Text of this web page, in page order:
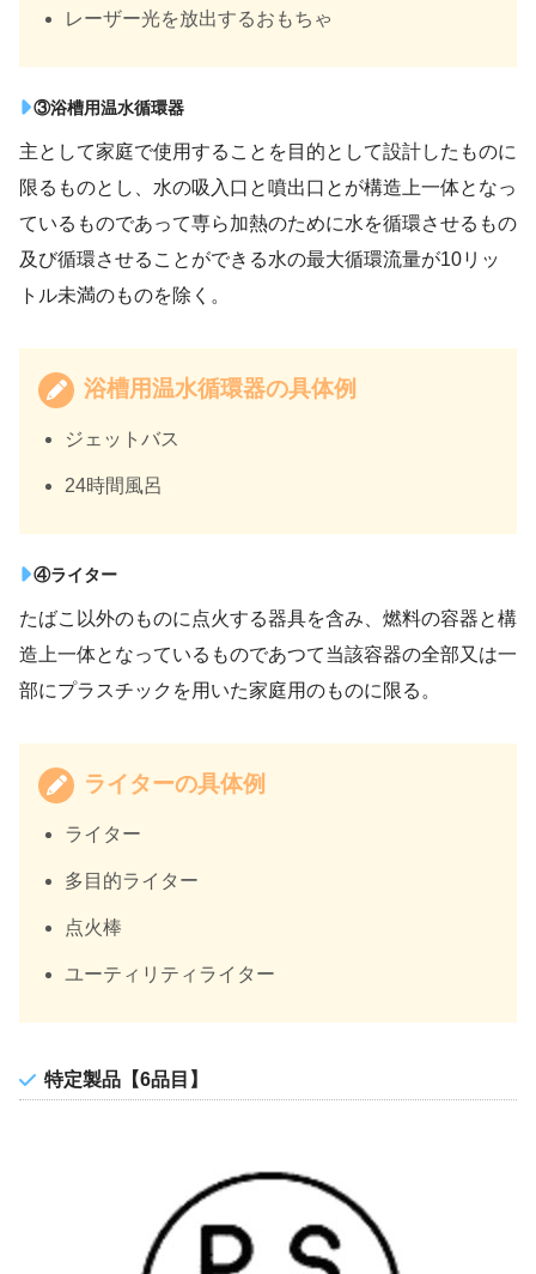
レーザー光を放出するおもちゃ
③浴槽用温水循環器
主として家庭で使用することを目的として設計したものに
限るものとし、水の吸入口と噴出口とが構造上一体となっ
ているものであって専ら加熱のために水を循環させるもの
及び循環させることができる水の最大循環流量が10リッ
トル未満のものを除く。
浴槽用温水循環器の具体例
ジェットバス
24時間風呂
④ライター
たばこ以外のものに点火する器具を含み、燃料の容器と構
造上一体となっているものであつて当該容器の全部又は一
部にプラスチックを用いた家庭用のものに限る。
ライターの具体例
ライター
多目的ライター
点火棒
ユーティリティライター
特定製品【6品目】